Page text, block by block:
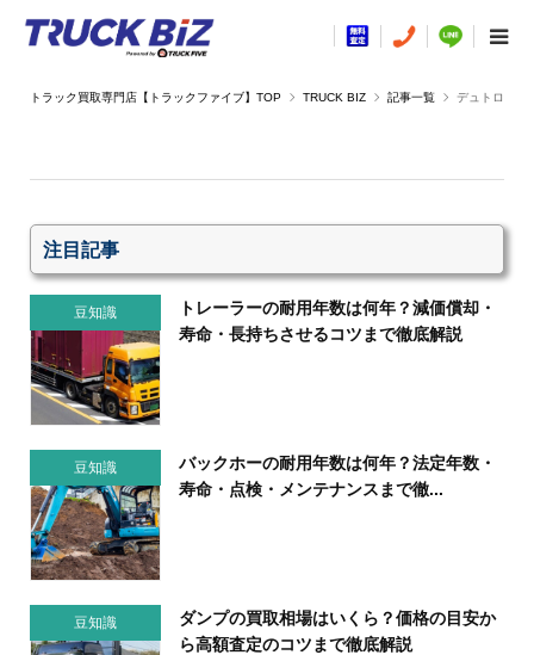
TRUCK BIZ 記事一覧 デュトロ
注目記事
豆知識
トレーラーの耐用年数は何年？減価償却・
寿命・長持ちさせるコツまで徹底解説
豆知識
バックホーの耐用年数は何年？法定年数・
寿命・点検・メンテナンスまで徹...
豆知識
ダンプの買取相場はいくら？価格の目安か
ら高額査定のコツまで徹底解説